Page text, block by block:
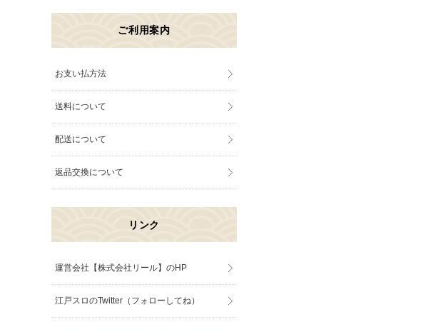
ご利用案内
お支い払方法
送料について
配送について
返品交換について
リンク
運営会社【株式会社リール】のHP
江戸スロのTwitter（フォローしてね）